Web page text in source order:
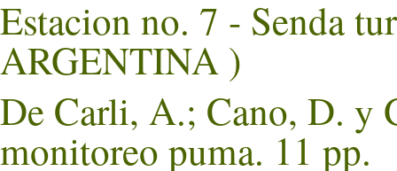
Estacion no. 7 - Senda
ARGENTINA )
De Carli, A.; Cano, D. y
monitoreo puma. 11 pp.